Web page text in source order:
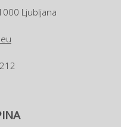
Ljubljana